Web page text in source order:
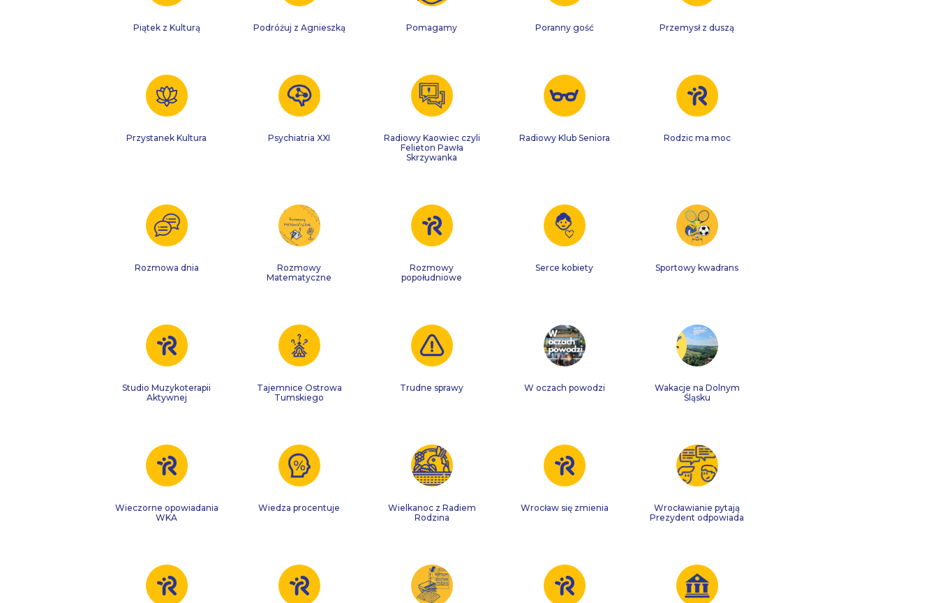
Piątek z Kulturą Podróżuj z Agnieszką Pomagamy Poranny gość Przemysł z duszą
Przystanek Kultura Psychiatria XXI
Radiowy Kaowiec czyli
Felieton Pawła
Skrzywanka
Radiowy Klub Seniora Rodzic ma moc
Rozmowa dnia
Rozmowy
Matematyczne
Rozmowy
popołudniowe
Serce kobiety Sportowy kwadrans
Studio Muzykoterapii
Aktywnej
Tajemnice Ostrowa
Tumskiego
Trudne sprawy W oczach powodzi
Wakacje na Dolnym
Śląsku
Wieczorne opowiadania
WKA
Wiedza procentuje
Wielkanoc z Radiem
Rodzina
Wrocław się zmienia
Wrocławianie pytają
Prezydent odpowiada